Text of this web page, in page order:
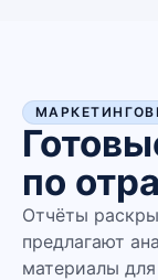
по
Отчёты
предлагают
материалы